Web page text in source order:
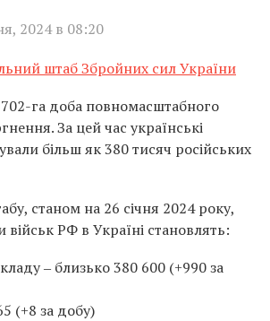
2024 в 08:20
штаб Збройних сил України
702-га доба повномасштабного
За цей час українські
більш як 380 тисяч російських
станом на 26 січня 2024 року,
військ РФ в Україні становлять:
‒ близько 380 600 (+990 за
(+8 за добу)